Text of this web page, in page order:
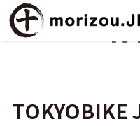
TOKYOBIKE